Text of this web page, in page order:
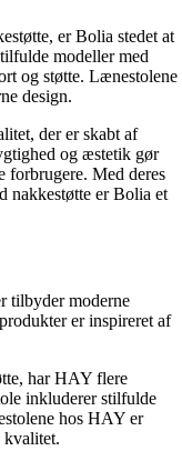
er Bolia stedet at
modeller med
og støtte. Lænestolene
design.
der er skabt af
og æstetik gør
forbrugere. Med deres
nakkestøtte er Bolia et
tilbyder moderne
er inspireret af
har HAY flere
inkluderer stilfulde
hos HAY er
kvalitet.